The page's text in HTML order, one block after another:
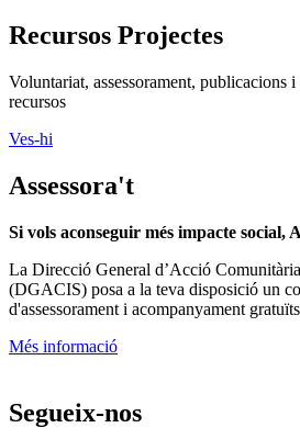
Recursos Projectes
Voluntariat, assessorament, publicacions
recursos
Ves-hi
Assessora't
Si vols aconseguir més impacte social,
La Direcció General d’Acció
(DGACIS) posa a la teva disposició un
d'assessorament i acompanyament
Més informació
Segueix-nos